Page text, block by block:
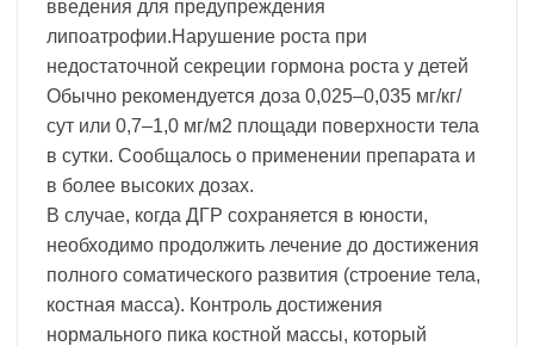
введения для предупреждения
липоатрофии.Нарушение роста при
недостаточной секреции гормона роста у детей
Обычно рекомендуется доза 0,025–0,035 мг/кг/
сут или 0,7–1,0 мг/м2 площади поверхности тела
в сутки. Сообщалось о применении препарата и
в более высоких дозах.
В случае, когда ДГР сохраняется в юности,
необходимо продолжить лечение до достижения
полного соматического развития (строение тела,
костная масса). Контроль достижения
нормального пика костной массы, который